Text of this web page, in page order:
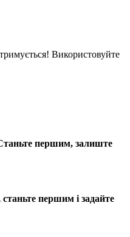
Використовуйте
першим, залиште
першим і задайте